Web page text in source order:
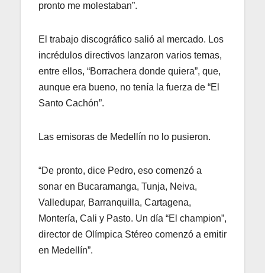
pronto me molestaban”.
El trabajo discográfico salió al mercado. Los
incrédulos directivos lanzaron varios temas,
entre ellos, “Borrachera donde quiera”, que,
aunque era bueno, no tenía la fuerza de “El
Santo Cachón”.
Las emisoras de Medellín no lo pusieron.
“De pronto, dice Pedro, eso comenzó a
sonar en Bucaramanga, Tunja, Neiva,
Valledupar, Barranquilla, Cartagena,
Montería, Cali y Pasto. Un día “El champion”,
director de Olímpica Stéreo comenzó a emitir
en Medellín”.